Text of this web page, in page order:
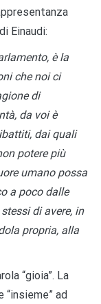
Einaudi:
è la
che noi ci
di
da voi è
dai quali
potere più
umano possa
a poco dalle
di avere, in
propria, alla
“gioia”. La
ad